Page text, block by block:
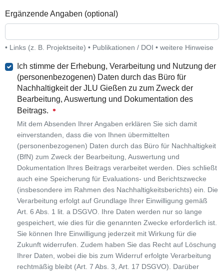
Ergänzende Angaben (optional)
• Links (z. B. Projektseite) • Publikationen / DOI • weitere Hinweise
Ich stimme der Erhebung, Verarbeitung und Nutzung der
(personenbezogenen) Daten durch das Büro für
Nachhaltigkeit der JLU Gießen zu zum Zweck der
Bearbeitung, Auswertung und Dokumentation des
Beitrags.
Mit dem Absenden Ihrer Angaben erklären Sie sich damit
einverstanden, dass die von Ihnen übermittelten
(personenbezogenen) Daten durch das Büro für Nachhaltigkeit
(BfN) zum Zweck der Bearbeitung, Auswertung und
Dokumentation Ihres Beitrags verarbeitet werden. Dies schließt
auch eine Speicherung für Evaluations- und Berichtszwecke
(insbesondere im Rahmen des Nachhaltigkeitsberichts) ein. Die
Verarbeitung erfolgt auf Grundlage Ihrer Einwilligung gemäß
Art. 6 Abs. 1 lit. a DSGVO. Ihre Daten werden nur so lange
gespeichert, wie dies für die genannten Zwecke erforderlich ist.
Sie können Ihre Einwilligung jederzeit mit Wirkung für die
Zukunft widerrufen. Zudem haben Sie das Recht auf Löschung
Ihrer Daten, wobei die bis zum Widerruf erfolgte Verarbeitung
rechtmäßig bleibt (Art. 7 Abs. 3, Art. 17 DSGVO). Darüber